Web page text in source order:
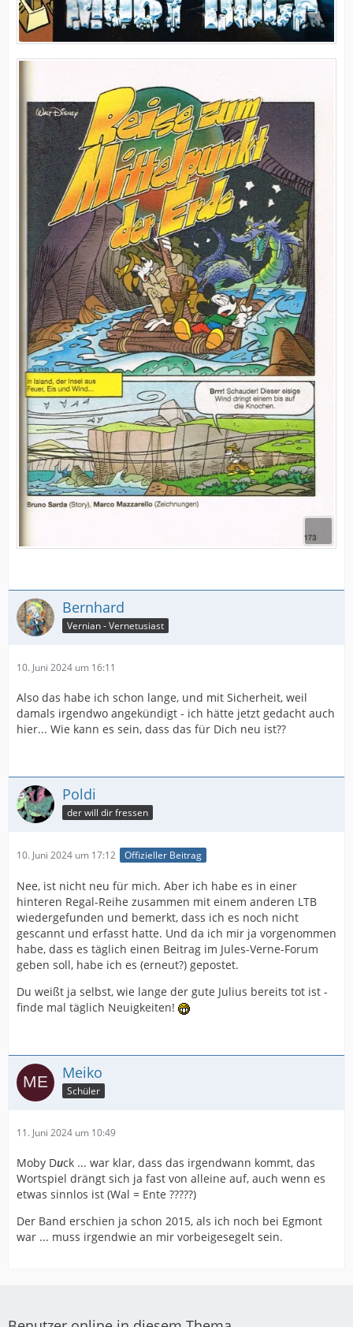
Bernhard
Vernian - Vernetusiast
10. Juni 2024 um 16:11
Also das habe ich schon lange, und mit Sicherheit, weil
damals irgendwo angekündigt - ich hätte jetzt gedacht auch
hier... Wie kann es sein, dass das für Dich neu ist??
Poldi
der will dir fressen
10. Juni 2024 um 17:12 Offizieller Beitrag
Nee, ist nicht neu für mich. Aber ich habe es in einer
hinteren Regal-Reihe zusammen mit einem anderen LTB
wiedergefunden und bemerkt, dass ich es noch nicht
gescannt und erfasst hatte. Und da ich mir ja vorgenommen
habe, dass es täglich einen Beitrag im Jules-Verne-Forum
geben soll, habe ich es (erneut?) gepostet.
Du weißt ja selbst, wie lange der gute Julius bereits tot ist -
finde mal täglich Neuigkeiten!
Meiko
Schüler
11. Juni 2024 um 10:49
Moby Duck ... war klar, dass das irgendwann kommt, das
Wortspiel drängt sich ja fast von alleine auf, auch wenn es
etwas sinnlos ist (Wal = Ente ?????)
Der Band erschien ja schon 2015, als ich noch bei Egmont
war ... muss irgendwie an mir vorbeigesegelt sein.